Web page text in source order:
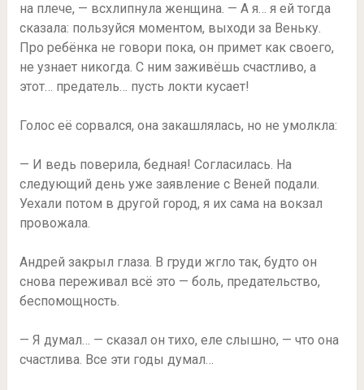
на плече, — всхлипнула женщина. — А я… я ей тогда
сказала: пользуйся моментом, выходи за Веньку.
Про ребёнка не говори пока, он примет как своего,
не узнает никогда. С ним заживёшь счастливо, а
этот… предатель… пусть локти кусает!
Голос её сорвался, она закашлялась, но не умолкла:
— И ведь поверила, бедная! Согласилась. На
следующий день уже заявление с Веней подали.
Уехали потом в другой город, я их сама на вокзал
провожала.
Андрей закрыл глаза. В груди жгло так, будто он
снова переживал всё это — боль, предательство,
беспомощность.
— Я думал… — сказал он тихо, еле слышно, — что она
счастлива. Все эти годы думал…